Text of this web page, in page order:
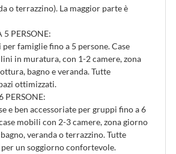
o terrazzino). La maggior parte è
PERSONE:
famiglie fino a 5 persone. Case
in muratura, con 1-2 camere, zona
bagno e veranda. Tutte
ottimizzati.
PERSONE:
e ben accessoriate per gruppi fino a 6
mobili con 2-3 camere, zona giorno
veranda o terrazzino. Tutte
un soggiorno confortevole.